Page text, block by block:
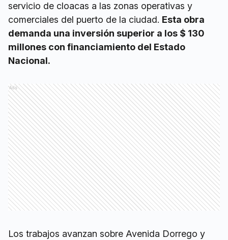
servicio de cloacas a las zonas operativas y
comerciales del puerto de la ciudad. Esta obra
demanda una inversión superior a los $ 130
millones con financiamiento del Estado
Nacional.
Ads
Los trabajos avanzan sobre Avenida Dorrego y